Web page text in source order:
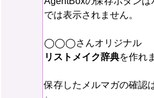
では表示されません。
◯◯◯さんオリジナル
リストメイク辞典を作れ
保存したメルマガの確認